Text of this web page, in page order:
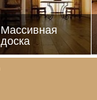
Массивная
доска